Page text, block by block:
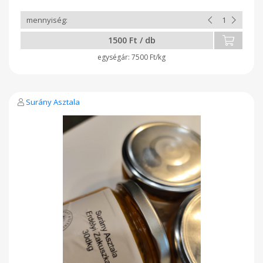
1500 Ft / db
7500 Ft/kg
Surány Asztala